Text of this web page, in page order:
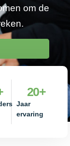
om de
Jaar
ervaring
20+